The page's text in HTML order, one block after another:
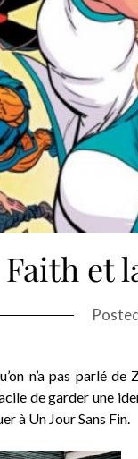
Faith et
n’a pas parlé
de garder une
à Un Jour Sans Fin.